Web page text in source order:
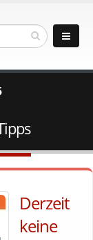
Derzeit
keine